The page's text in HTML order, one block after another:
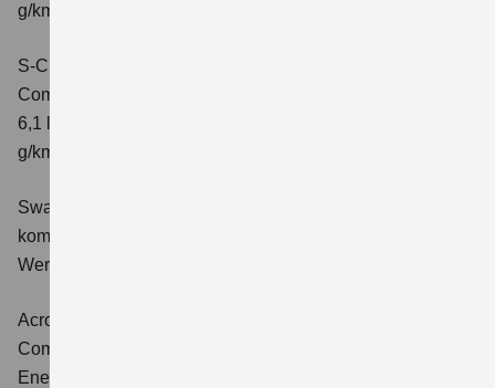
g/km; CO2-Klasse: D
S-Cross 1.4 BOOSTERJET HYBRID ALLGRIP AT
Comfort+
6,1 l/100 km; kombinierter Wert der CO2-Emission: 141
g/km; CO2-Klasse: E
Swace 1.8 HYBRID CVT Comfort+
kombinierter Energieverbrauch 4,5 l/100km; kombinierter
Wert der CO2-Emission: 102 g/km; CO2-Klasse: C.
Across 2.5 PLUG-IN HYBRID CVT
Comfort+
Energieverbrauch: 17,1kWh/100km plus 1,0 l/100 km;